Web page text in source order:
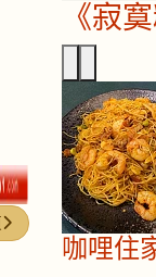
章: 鮮果桔油大蝦
《寂
咖哩住